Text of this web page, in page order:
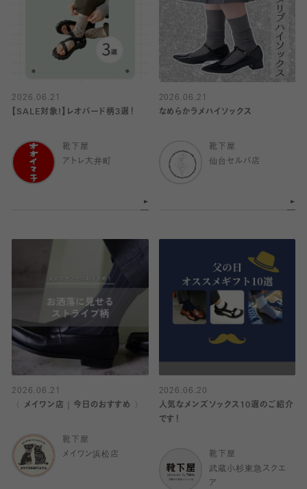
2026.06.21
【SALE対象!】レオパード柄3選！
靴下屋
アトレ大井町
2026.06.21
なめらかラメハイソックス
靴下屋
仙台セルバ店
2026.06.21
〈 メイワン店｜今日のおすすめ 〉
靴下屋
メイワン浜松店
2026.06.20
人気なメンズソックス10選のご紹介
です！
靴下屋
武蔵小杉東急スクエ
ア